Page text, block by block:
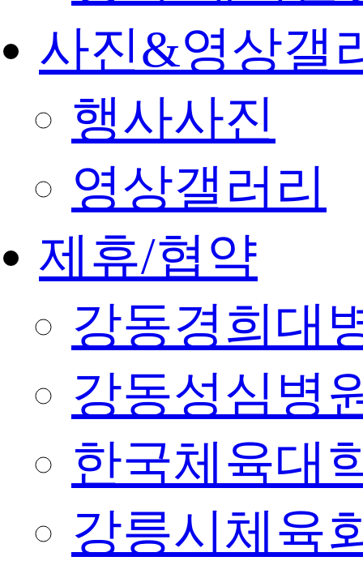
사진&영상갤
행사사진
영상갤러리
제휴/협약
강동경희대
강동성심병
한국체육대
강릉시체육